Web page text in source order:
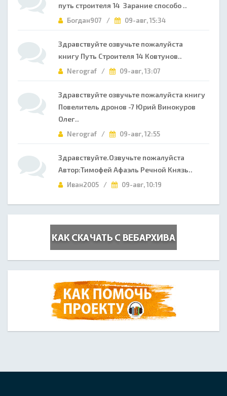
путь строителя 14 Зарание способо ..
Богдан907 / 09-авг, 15:34
Здравствуйте озвучьте пожалуйста
книгу Путь Строителя 14 Ковтунов..
Nerograf / 09-авг, 13:07
Здравствуйте озвучьте пожалуйста книгу
Повелитель дронов -7 Юрий Винокуров
Олег..
Nerograf / 09-авг, 12:55
Здравствуйте.Озвучьте пожалуйста
Автор:Тимофей Афаэль Речной Князь..
Иван2005 / 09-авг, 10:19